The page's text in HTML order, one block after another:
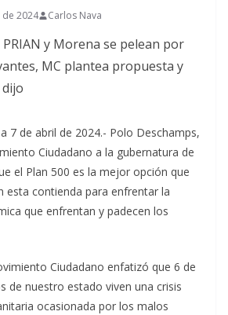
2024 Carlos Nava
y Morena se pelean por
MC plantea propuesta y
7 de abril de 2024.- Polo Deschamps,
Ciudadano a la gubernatura de
el Plan 500 es la mejor opción que
esta contienda para enfrentar la
que enfrentan y padecen los
Ciudadano enfatizó que 6 de
de nuestro estado viven una crisis
ocasionada por los malos